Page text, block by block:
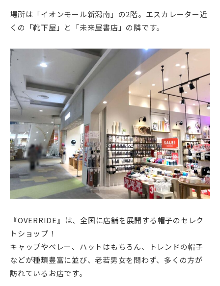
場所は「イオンモール新潟南」の2階。エスカレーター近
くの「靴下屋」と「未来屋書店」の隣です。
『OVERRIDE』は、全国に店舗を展開する帽子のセレク
トショップ！
キャップやベレー、ハットはもちろん、トレンドの帽子
などが種類豊富に並び、老若男女を問わず、多くの方が
訪れているお店です。